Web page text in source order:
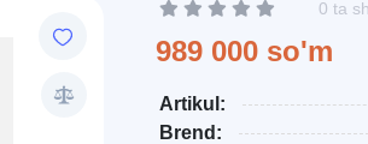
0 ta
989 000 so'm
Artikul:
Brend: